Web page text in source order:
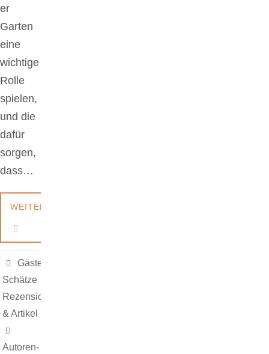
er
Garten
eine
wichtige
Rolle
spielen,
und die
dafür
sorgen,
dass…
WEITERLESEN
Gäste &
Schätze
Rezensionen
& Artikel
Autoren-